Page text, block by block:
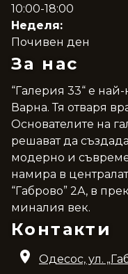
10:00-18:00
Неделя:
Почивен ден
За нас
“Галерия 33“ е
Варна. Тя отваря
Основателите на
решават да
модерно и
намира в
“Габрово” 2А, в
миналия век.
Контакти
Одесос, ул.